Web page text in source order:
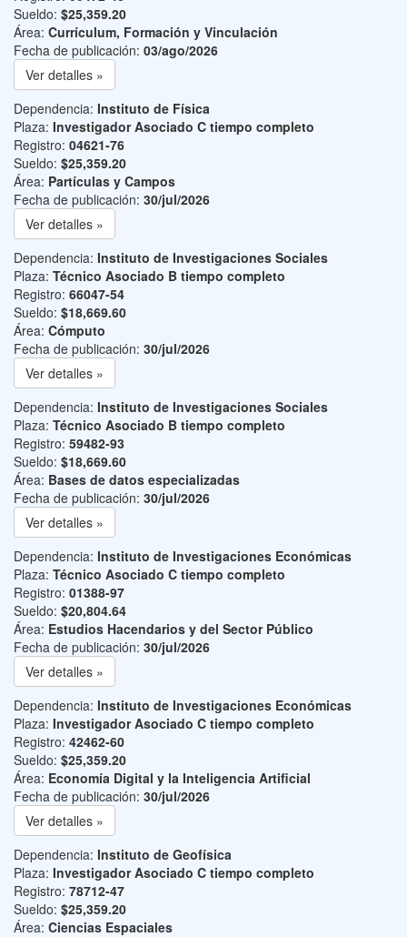
Sueldo: $25,359.20
Área: Currículum, Formación y Vinculación
Fecha de publicación: 03/ago/2026
Ver detalles »
Dependencia: Instituto de Física
Plaza: Investigador Asociado C tiempo completo
Registro: 04621-76
Sueldo: $25,359.20
Área: Partículas y Campos
Fecha de publicación: 30/jul/2026
Ver detalles »
Dependencia: Instituto de Investigaciones Sociales
Plaza: Técnico Asociado B tiempo completo
Registro: 66047-54
Sueldo: $18,669.60
Área: Cómputo
Fecha de publicación: 30/jul/2026
Ver detalles »
Dependencia: Instituto de Investigaciones Sociales
Plaza: Técnico Asociado B tiempo completo
Registro: 59482-93
Sueldo: $18,669.60
Área: Bases de datos especializadas
Fecha de publicación: 30/jul/2026
Ver detalles »
Dependencia: Instituto de Investigaciones Económicas
Plaza: Técnico Asociado C tiempo completo
Registro: 01388-97
Sueldo: $20,804.64
Área: Estudios Hacendarios y del Sector Público
Fecha de publicación: 30/jul/2026
Ver detalles »
Dependencia: Instituto de Investigaciones Económicas
Plaza: Investigador Asociado C tiempo completo
Registro: 42462-60
Sueldo: $25,359.20
Área: Economía Digital y la Inteligencia Artificial
Fecha de publicación: 30/jul/2026
Ver detalles »
Dependencia: Instituto de Geofísica
Plaza: Investigador Asociado C tiempo completo
Registro: 78712-47
Sueldo: $25,359.20
Área: Ciencias Espaciales